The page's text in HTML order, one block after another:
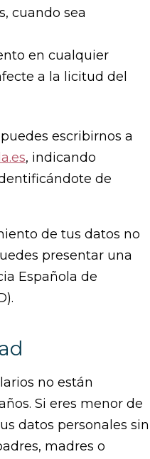
cuando sea
en cualquier
a la licitud del
escribirnos a
, indicando
de
de tus datos no
presentar una
Española de
no están
Si eres menor de
datos personales sin
madres o